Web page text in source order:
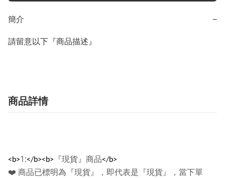
簡介 −
請留意以下『商品描述』
商品詳情
<b>1:</b><b> 『現貨』商品</b>
❤️ 商品已標明為『現貨』，即代表是『現貨』，當下單